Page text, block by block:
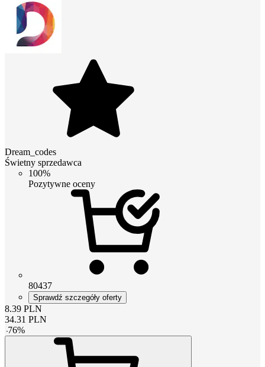
Dream_codes
Świetny sprzedawca
100%
Pozytywne oceny
80437
Sprawdź szczegóły oferty
8.39 PLN
34.31 PLN
-76%